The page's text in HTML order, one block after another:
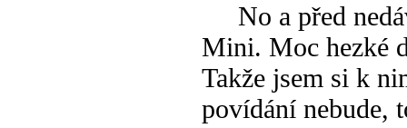
No a před
Mini. Moc hezké
Takže jsem si k
povídání nebude,